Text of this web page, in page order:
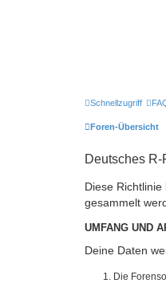
Schnellzugriff
Foren-Übersicht
Deutsches
Diese
gesammelt
UMFANG UND
Deine Daten
Die